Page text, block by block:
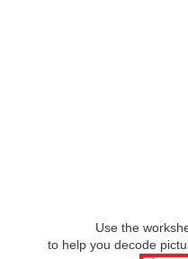
Use the
to help you decode